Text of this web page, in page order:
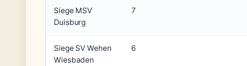
Siege MSV
Duisburg
7
Siege SV Wehen
Wiesbaden
6